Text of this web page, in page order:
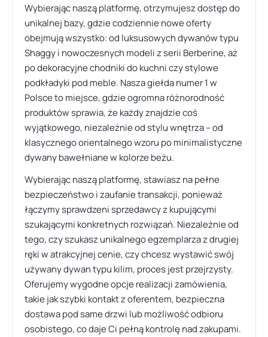
Wybierając naszą platformę, otrzymujesz dostęp do
unikalnej bazy, gdzie codziennie nowe oferty
obejmują wszystko: od luksusowych dywanów typu
Shaggy i nowoczesnych modeli z serii Berberine, aż
po dekoracyjne chodniki do kuchni czy stylowe
podkładyki pod meble. Nasza giełda numer 1 w
Polsce to miejsce, gdzie ogromna różnorodność
produktów sprawia, że każdy znajdzie coś
wyjątkowego, niezależnie od stylu wnętrza – od
klasycznego orientalnego wzoru po minimalistyczne
dywany bawełniane w kolorze beżu.
Wybierając naszą platformę, stawiasz na pełne
bezpieczeństwo i zaufanie transakcji, ponieważ
łączymy sprawdzeni sprzedawcy z kupującymi
szukającymi konkretnych rozwiązań. Niezależnie od
tego, czy szukasz unikalnego egzemplarza z drugiej
ręki w atrakcyjnej cenie, czy chcesz wystawić swój
używany dywan typu kilim, proces jest przejrzysty.
Oferujemy wygodne opcje realizacji zamówienia,
takie jak szybki kontakt z oferentem, bezpieczna
dostawa pod same drzwi lub możliwość odbioru
osobistego, co daje Ci pełną kontrolę nad zakupami.